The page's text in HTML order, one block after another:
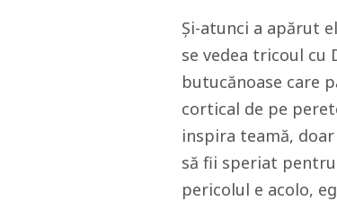
Și-atunci a apărut
se vedea tricoul cu
butucănoase care
cortical de pe
inspira teamă,
să fii speriat
pericolul e acolo,